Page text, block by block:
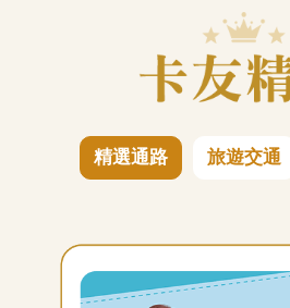
精選通路 旅遊交通